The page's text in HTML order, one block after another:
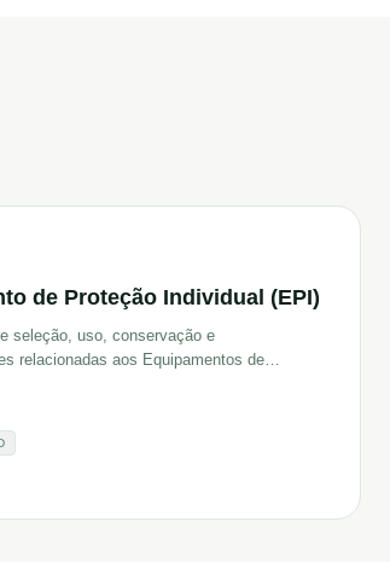
de Proteção Individual (EPI)
seleção, uso, conservação e
relacionadas aos Equipamentos de